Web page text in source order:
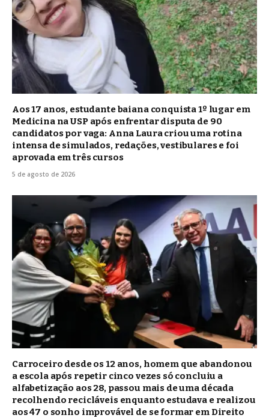
Aos 17 anos, estudante baiana conquista 1º lugar em
Medicina na USP após enfrentar disputa de 90
candidatos por vaga: Anna Laura criou uma rotina
intensa de simulados, redações, vestibulares e foi
aprovada em três cursos
5 de agosto de 2026
Carroceiro desde os 12 anos, homem que abandonou
a escola após repetir cinco vezes só concluiu a
alfabetização aos 28, passou mais de uma década
recolhendo recicláveis enquanto estudava e realizou
aos 47 o sonho improvável de se formar em Direito